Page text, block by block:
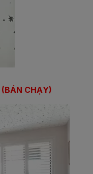
(BÁN CHẠY)